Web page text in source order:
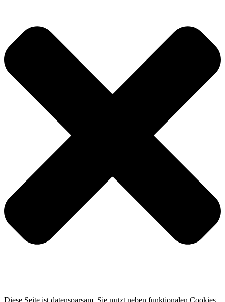
Diese Seite ist datensparsam. Sie nutzt neben funktionalen Cookies